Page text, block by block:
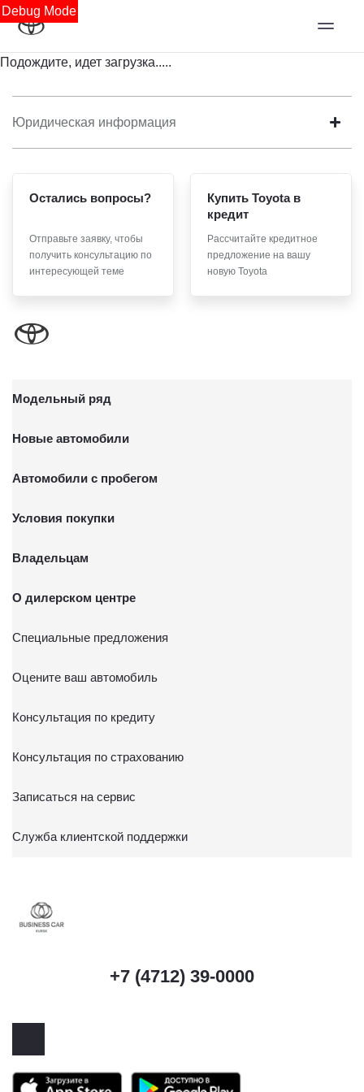
Debug Mode
Подождите, идет загрузка.....
Юридическая информация
Остались вопросы?
Отправьте заявку, чтобы
получить консультацию по
интересующей теме
Купить Toyota в
кредит
Рассчитайте кредитное
предложение на вашу
новую Toyota
Модельный ряд
Новые автомобили
Автомобили с пробегом
Условия покупки
Владельцам
О дилерском центре
Специальные предложения
Оцените ваш автомобиль
Консультация по кредиту
Консультация по страхованию
Записаться на сервис
Служба клиентской поддержки
+7 (4712) 39-0000